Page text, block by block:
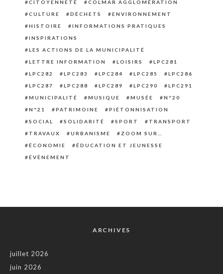
CITOYENNETÉ
COLMAR AGGLOMÉRATION
CULTURE
DÉCHETS
ENVIRONNEMENT
HISTOIRE
INFORMATIONS PRATIQUES
INSPIRATIONS
LES ACTIONS DE LA MUNICIPALITÉ
LETTRE INFORMATION
LOISIRS
LPC281
LPC282
LPC283 LPC284 LPC285
LPC286
LPC287
LPC288 LPC289 LPC290
LPC291
MUNICIPALITÉ
MUSIQUE MUSÉE
N°20
N°21
PATRIMOINE
PIÉTONNISATION
SOCIAL
SOLIDARITÉ SPORT
TRANSPORT
TRAVAUX
URBANISME
ZOOM SUR…
ÉCONOMIE
ÉDUCATION ET JEUNESSE
ÉVÈNEMENT
ARCHIVES
juillet 2026
juin 2026